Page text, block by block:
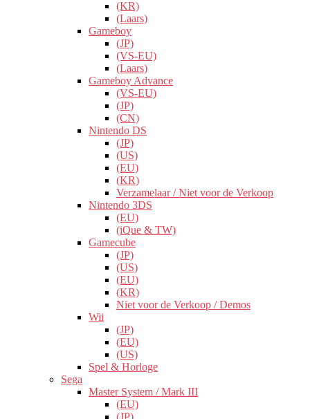
(KR)
(Laars)
Gameboy
(JP)
(VS-EU)
(Laars)
Gameboy Advance
(VS-EU)
(JP)
(CN)
Nintendo DS
(JP)
(US)
(EU)
(KR)
Verzamelaar / Niet voor de Verkoop
Nintendo 3DS
(EU)
(iQue & TW)
Gamecube
(JP)
(US)
(EU)
(KR)
Niet voor de Verkoop / Demos
Wii
(JP)
(EU)
(US)
Spel & Horloge
Sega
Master System / Mark III
(EU)